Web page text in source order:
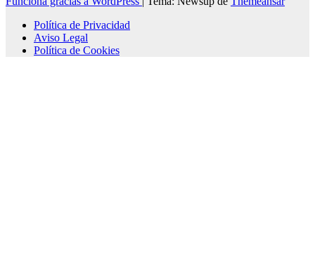
Política de Privacidad
Aviso Legal
Política de Cookies